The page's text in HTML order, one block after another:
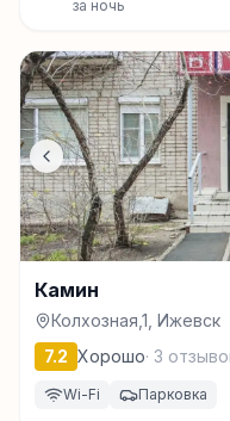
за ночь
Камин
Колхозная,1, Ижевск
7.2 Хорошо· 3
Wi-Fi Парковка